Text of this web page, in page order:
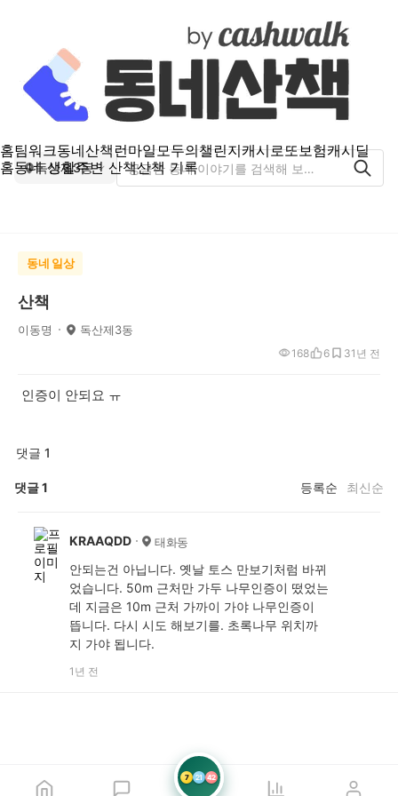
홈팀워크동네산책 런마일모두의챌린지캐시로또보험캐시딜
홈동네 생활주변 산책산책 기록
독산제3동
동네 일상
산책
이동명 독산제3동
1년 전
168 6 3
인증이 안되요 ㅠ
댓글 1
댓글1 등록순 최신순
KRAAQDD 태화동
안되는건 아닙니다. 옛날 토스 만보기처럼 바뀌
었습니다. 50m 근처만 가두 나무인증이 떴었는
데 지금은 10m 근처 가까이 가야 나무인증이
뜹니다. 다시 시도 해보기를. 초록나무 위치까
지 가야 됩니다.
1년 전
7 21 42